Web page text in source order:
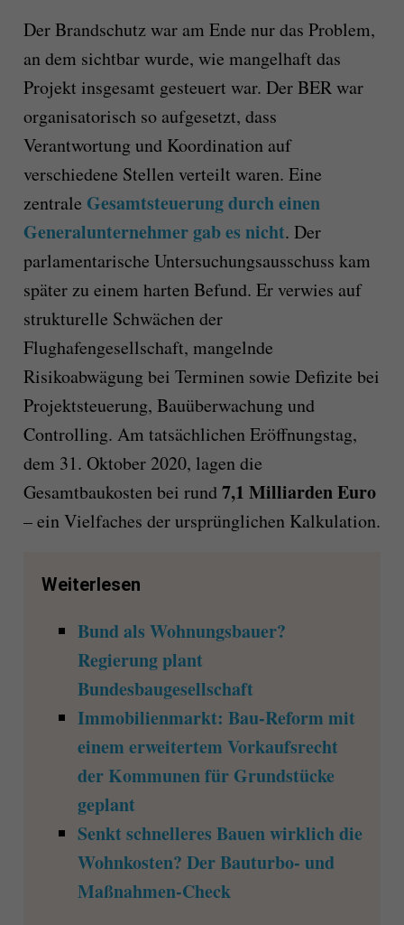
Der Brandschutz war am Ende nur das Problem,
an dem sichtbar wurde, wie mangelhaft das
Projekt insgesamt gesteuert war. Der BER war
organisatorisch so aufgesetzt, dass
Verantwortung und Koordination auf
verschiedene Stellen verteilt waren. Eine
zentrale Gesamtsteuerung durch einen
Generalunternehmer gab es nicht. Der
parlamentarische Untersuchungsausschuss kam
später zu einem harten Befund. Er verwies auf
strukturelle Schwächen der
Flughafengesellschaft, mangelnde
Risikoabwägung bei Terminen sowie Defizite bei
Projektsteuerung, Bauüberwachung und
Controlling. Am tatsächlichen Eröffnungstag,
dem 31. Oktober 2020, lagen die
Gesamtbaukosten bei rund7,1 Milliarden Euro
– ein Vielfaches der ursprünglichen Kalkulation.
Weiterlesen
Bund als Wohnungsbauer?
Regierung plant
Bundesbaugesellschaft
Immobilienmarkt: Bau-Reform mit
einem erweitertem Vorkaufsrecht
der Kommunen für Grundstücke
geplant
Senkt schnelleres Bauen wirklich die
Wohnkosten? Der Bauturbo- und
Maßnahmen-Check